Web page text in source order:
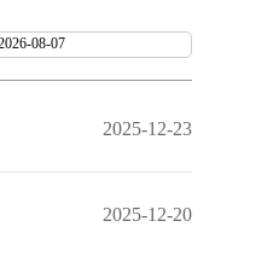
2025-12-23
2025-12-20